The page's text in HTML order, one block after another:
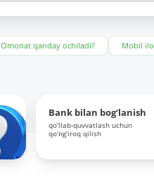
Omonat qanday ochiladi? Mobil
Bank bilan bog‘lanish
qo‘llab-quvvatlash uchun
qo‘ng‘iroq qilish